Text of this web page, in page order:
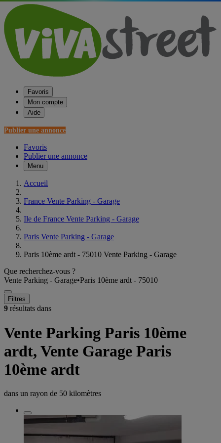
Favoris
Mon compte
Aide
Publier une annonce
Favoris
Publier une annonce
Menu
Accueil
France Vente Parking - Garage
Ile de France Vente Parking - Garage
Paris Vente Parking - Garage
Paris 10ème ardt - 75010 Vente Parking - Garage
Que recherchez-vous ?
Vente Parking - Garage•Paris 10ème ardt - 75010
Filtres
9 résultats dans
Vente Parking Paris 10ème
ardt, Vente Garage Paris
10ème ardt
dans un rayon de 50 kilomètres